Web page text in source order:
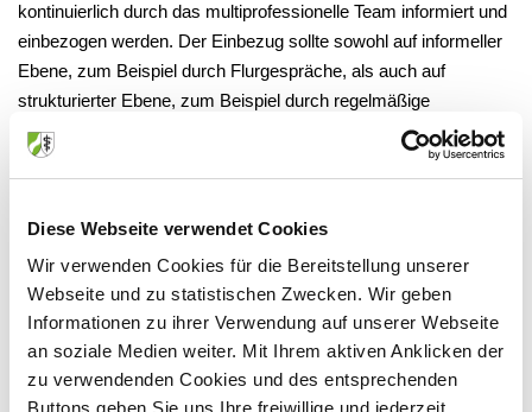
Diese Webseite verwendet Cookies
Wir verwenden Cookies für die Bereitstellung unserer
Webseite und zu statistischen Zwecken. Wir geben
Informationen zu ihrer Verwendung auf unserer Webseite
an soziale Medien weiter. Mit Ihrem aktiven Anklicken der
zu verwendenden Cookies und des entsprechenden
Buttons geben Sie uns Ihre freiwillige und jederzeit
kontinuierlich durch das multiprofessionelle Team informiert und
einbezogen werden. Der Einbezug sollte sowohl auf informeller
Ebene, zum Beispiel durch Flurgespräche, als auch auf
strukturierter Ebene, zum Beispiel durch regelmäßige
Telefonkontakte, stattfinden. Eine Möglichkeit zur Unterstützung
von Zugehörigen, die mit der Begleitung von Schwerstkranken
die Wissen und praktische Anleitung in der Begleitung
dieser bewährten Kurse entwickelt und angeboten (
SAPV-Expertise einbinden